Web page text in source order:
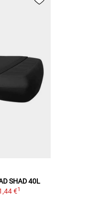
SHAD 40L
€1